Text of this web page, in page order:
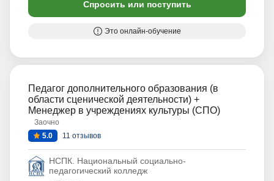
Спросить или поступить
Это онлайн-обучение
Педагог дополнительного образования (в
области сценической деятельности) +
Менеджер в учреждениях культуры (СПО)
Заочно
5.0
11 отзывов
НСПК. Национальный социально-
педагогический колледж